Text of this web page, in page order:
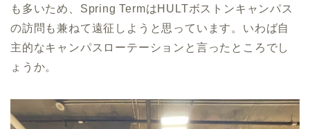
も多いため、Spring TermはHULTボストンキャンパス
の訪問も兼ねて遠征しようと思っています。いわば自
主的なキャンパスローテーションと言ったところでし
ょうか。